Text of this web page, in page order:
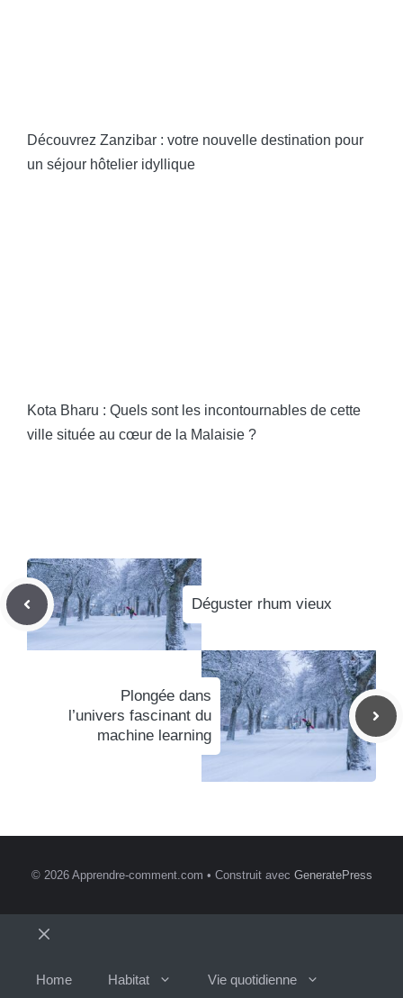
Découvrez Zanzibar : votre nouvelle destination pour
un séjour hôtelier idyllique
Kota Bharu : Quels sont les incontournables de cette
ville située au cœur de la Malaisie ?
Déguster rhum vieux
Plongée dans
l’univers fascinant du
machine learning
© 2026 Apprendre-comment.com • Construit avec GeneratePress
Home
Habitat Vie quotidienne